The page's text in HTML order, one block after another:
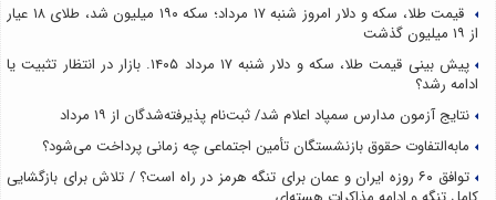
قیمت طلا، سکه و دلار امروز شنبه ۱۷ مرداد؛ سکه ۱۹۰ میلیون شد، طلای ۱۸ عیار
از ۱۹ میلیون گذشت
پیش بینی قیمت طلا، سکه و دلار شنبه ۱۷ مرداد ۱۴۰۵. بازار در انتظار تثبیت یا
ادامه رشد؟
نتایج آزمون مدارس سمپاد اعلام شد/ ثبت‌نام پذیرفته‌شدگان از ۱۹ مرداد
مابه‌التفاوت حقوق بازنشستگان تأمین اجتماعی چه زمانی پرداخت می‌شود؟
توافق ۶۰ روزه ایران و عمان برای تنگه هرمز در راه است؟ / تلاش برای بازگشایی